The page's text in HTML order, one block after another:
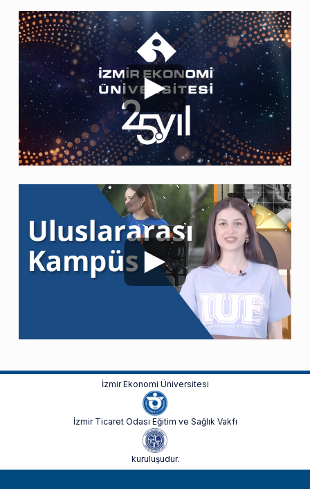
İzmir Ekonomi Üniversitesi
İzmir Ticaret Odası Eğitim ve Sağlık Vakfı
kuruluşudur.